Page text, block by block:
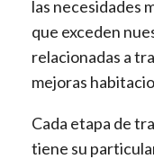
las necesidades
que exceden
relacionadas a
mejoras
Cada etapa de
tiene su